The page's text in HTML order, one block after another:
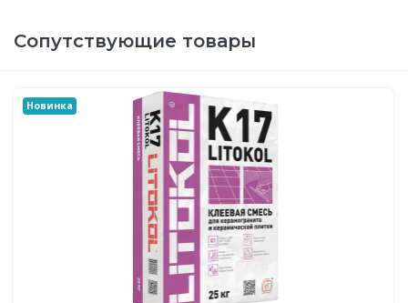
Сопутствующие товары
Новинка